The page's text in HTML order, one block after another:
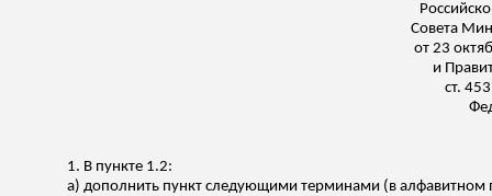
Совета
от 23
и
ст.
1. В пункте 1.2:
а) дополнить пункт следующими терминами (в алфавитном